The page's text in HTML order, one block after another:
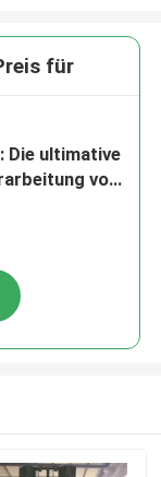
für
Die ultimative
von